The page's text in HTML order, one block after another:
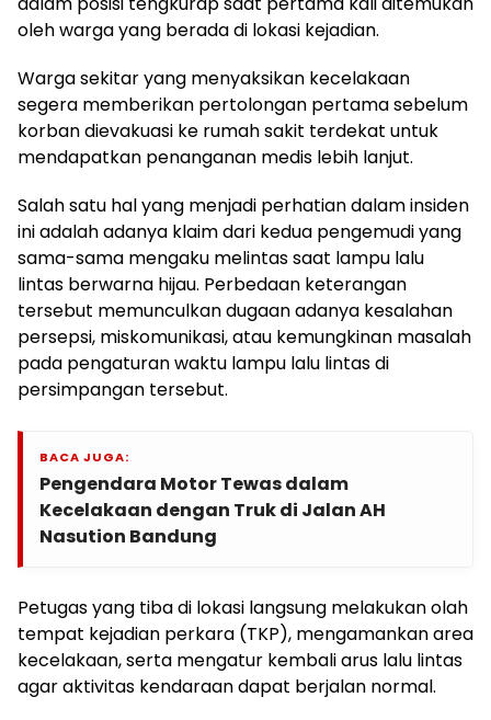
oleh warga yang berada di lokasi kejadian.
Warga sekitar yang menyaksikan kecelakaan
segera memberikan pertolongan pertama sebelum
korban dievakuasi ke rumah sakit terdekat untuk
mendapatkan penanganan medis lebih lanjut.
Salah satu hal yang menjadi perhatian dalam insiden
ini adalah adanya klaim dari kedua pengemudi yang
sama-sama mengaku melintas saat lampu lalu
lintas berwarna hijau. Perbedaan keterangan
tersebut memunculkan dugaan adanya kesalahan
persepsi, miskomunikasi, atau kemungkinan masalah
pada pengaturan waktu lampu lalu lintas di
persimpangan tersebut.
BACA JUGA:
Pengendara Motor Tewas dalam
Kecelakaan dengan Truk di Jalan AH
Nasution Bandung
Petugas yang tiba di lokasi langsung melakukan olah
tempat kejadian perkara (TKP), mengamankan area
kecelakaan, serta mengatur kembali arus lalu lintas
agar aktivitas kendaraan dapat berjalan normal.